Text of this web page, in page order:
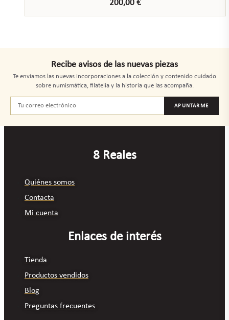
200,00 €
Recibe avisos de las nuevas piezas
Te enviamos las nuevas incorporaciones a la colección y contenido cuidado
sobre numismática, filatelia y la historia que las acompaña.
APUNTARME
8 Reales
Quiénes somos
Contacta
Mi cuenta
Enlaces de interés
Tienda
Productos vendidos
Blog
Preguntas frecuentes